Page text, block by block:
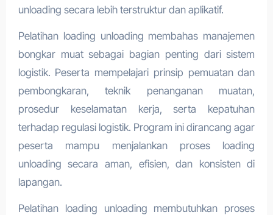
unloading secara lebih terstruktur dan aplikatif.
Pelatihan loading unloading membahas manajemen
bongkar muat sebagai bagian penting dari sistem
logistik. Peserta mempelajari prinsip pemuatan dan
pembongkaran, teknik penanganan muatan,
prosedur keselamatan kerja, serta kepatuhan
terhadap regulasi logistik. Program ini dirancang agar
peserta mampu menjalankan proses loading
unloading secara aman, efisien, dan konsisten di
lapangan.
Pelatihan loading unloading membutuhkan proses